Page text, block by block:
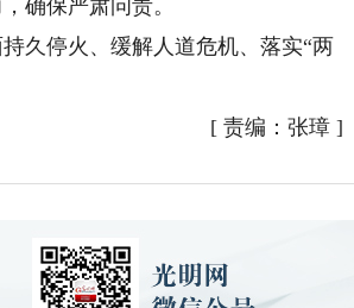
确保严肃问责。
久停火、缓解人道危机、落实“两
[ 责编：张璋 ]